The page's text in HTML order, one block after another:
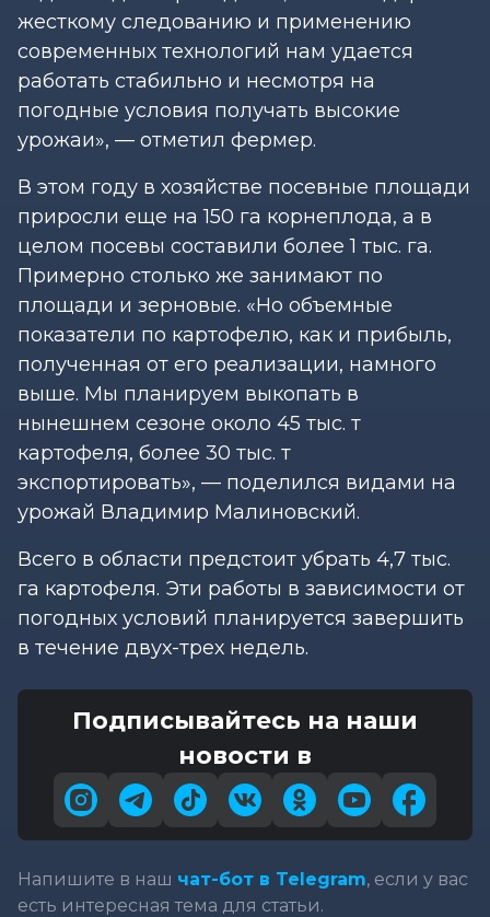
жесткому следованию и применению
современных технологий нам удается
работать стабильно и несмотря на
погодные условия получать высокие
урожаи», — отметил фермер.
В этом году в хозяйстве посевные площади
приросли еще на 150 га корнеплода, а в
целом посевы составили более 1 тыс. га.
Примерно столько же занимают по
площади и зерновые. «Но объемные
показатели по картофелю, как и прибыль,
полученная от его реализации, намного
выше. Мы планируем выкопать в
нынешнем сезоне около 45 тыс. т
картофеля, более 30 тыс. т
экспортировать», — поделился видами на
урожай Владимир Малиновский.
Всего в области предстоит убрать 4,7 тыс.
га картофеля. Эти работы в зависимости от
погодных условий планируется завершить
в течение двух-трех недель.
Подписывайтесь на наши
новости в
Напишите в наш чат-бот в Telegram, если у вас
есть интересная тема для статьи.